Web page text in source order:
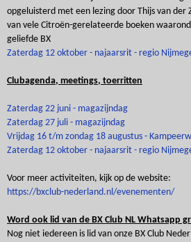
opgeluisterd met een lezing door Thijs van der
van vele Citroën-gerelateerde boeken
geliefde BX
Zaterdag 12 oktober - najaarsrit - regio
Clubagenda, meetings, toerritten
Zaterdag 22 juni - magazijndag
Zaterdag 27 juli - magazijndag
Vrijdag 16 t/m zondag 18 augustus -
Zaterdag 12 oktober - najaarsrit - regio
Voor meer activiteiten, kijk op de website:
https://bxclub-nederland.nl/evenementen/
Word ook lid van de BX Club NL Whatsapp
Nog niet iedereen is lid van onze BX Club